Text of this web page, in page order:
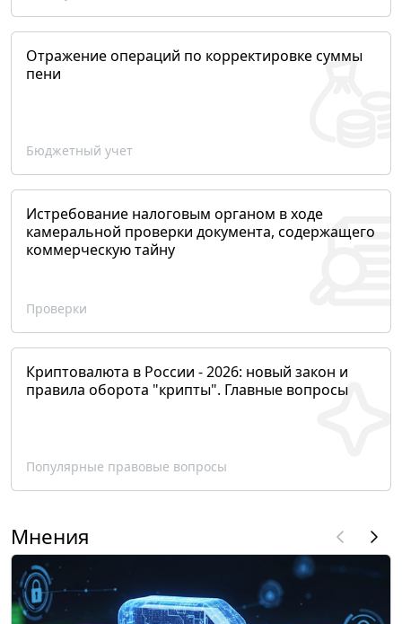
Отражение операций по корректировке суммы
пени
Бюджетный учет
Истребование налоговым органом в ходе
камеральной проверки документа, содержащего
коммерческую тайну
Проверки
Криптовалюта в России - 2026: новый закон и
правила оборота "крипты". Главные вопросы
Популярные правовые вопросы
Мнения